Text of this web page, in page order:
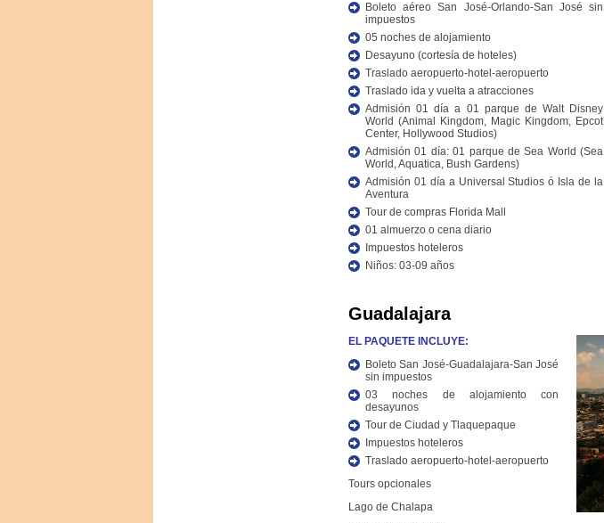
Boleto aéreo San José-Orlando-San José sin
impuestos
05 noches de alojamiento
Desayuno (cortesía de hoteles)
Traslado aeropuerto-hotel-aeropuerto
Traslado ida y vuelta a atracciones
Admisión 01 día a 01 parque de Walt Disney
World (Animal Kingdom, Magic Kingdom, Epcot
Center, Hollywood Studios)
Admisión 01 día: 01 parque de Sea World (Sea
World, Aquatica, Bush Gardens)
Admisión 01 día a Universal Studios ó Isla de la
Aventura
Tour de compras Florida Mall
01 almuerzo o cena diario
Impuestos hoteleros
Niños: 03-09 años
Guadalajara
EL PAQUETE INCLUYE:
Boleto San José-Guadalajara-San José
sin impuestos
03 noches de alojamiento con
desayunos
Tour de Ciudad y Tlaquepaque
Impuestos hoteleros
Traslado aeropuerto-hotel-aeropuerto
Tours opcionales
Lago de Chalapa